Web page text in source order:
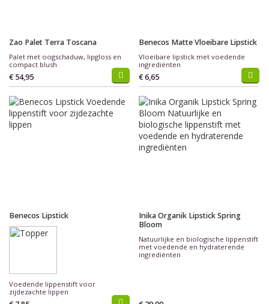
Zao Palet Terra Toscana
Palet met oogschaduw, lipgloss en
compact blush
€ 54,95
Benecos Matte Vloeibare Lipstick
Vloeibare lipstick met voedende
ingrediënten
€ 6,65
Benecos Lipstick
Voedende lippenstift voor
zijdezachte lippen
Inika Organik Lipstick Spring
Bloom
Natuurlijke en biologische lippenstift
met voedende en hydraterende
ingrediënten